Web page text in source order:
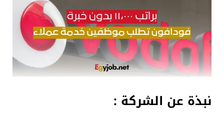
نبذة عن الشركة :